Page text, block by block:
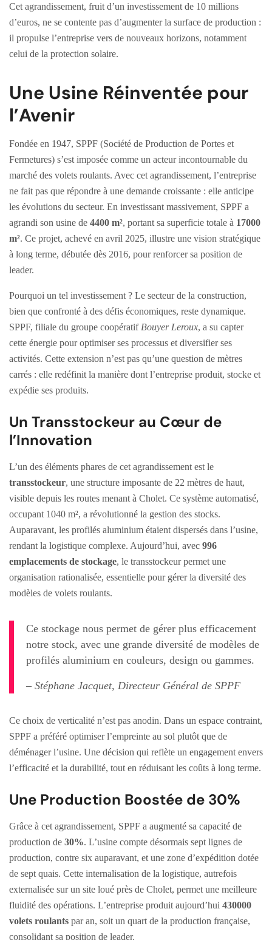
Cet agrandissement, fruit d’un investissement de 10 millions
d’euros, ne se contente pas d’augmenter la surface de production :
il propulse l’entreprise vers de nouveaux horizons, notamment
celui de la protection solaire.
Une Usine Réinventée pour
l’Avenir
Fondée en 1947, SPPF (Société de Production de Portes et
Fermetures) s’est imposée comme un acteur incontournable du
marché des volets roulants. Avec cet agrandissement, l’entreprise
ne fait pas que répondre à une demande croissante : elle anticipe
les évolutions du secteur. En investissant massivement, SPPF a
agrandi son usine de 4400 m², portant sa superficie totale à 17000
m². Ce projet, achevé en avril 2025, illustre une vision stratégique
à long terme, débutée dès 2016, pour renforcer sa position de
leader.
Pourquoi un tel investissement ? Le secteur de la construction,
bien que confronté à des défis économiques, reste dynamique.
SPPF, filiale du groupe coopératif Bouyer Leroux, a su capter
cette énergie pour optimiser ses processus et diversifier ses
activités. Cette extension n’est pas qu’une question de mètres
carrés : elle redéfinit la manière dont l’entreprise produit, stocke et
expédie ses produits.
Un Transstockeur au Cœur de
l’Innovation
L’un des éléments phares de cet agrandissement est le
transstockeur, une structure imposante de 22 mètres de haut,
visible depuis les routes menant à Cholet. Ce système automatisé,
occupant 1040 m², a révolutionné la gestion des stocks.
Auparavant, les profilés aluminium étaient dispersés dans l’usine,
rendant la logistique complexe. Aujourd’hui, avec 996
emplacements de stockage, le transstockeur permet une
organisation rationalisée, essentielle pour gérer la diversité des
modèles de volets roulants.
Ce stockage nous permet de gérer plus efficacement
notre stock, avec une grande diversité de modèles de
profilés aluminium en couleurs, design ou gammes.
– Stéphane Jacquet, Directeur Général de SPPF
Ce choix de verticalité n’est pas anodin. Dans un espace contraint,
SPPF a préféré optimiser l’empreinte au sol plutôt que de
déménager l’usine. Une décision qui reflète un engagement envers
l’efficacité et la durabilité, tout en réduisant les coûts à long terme.
Une Production Boostée de 30%
Grâce à cet agrandissement, SPPF a augmenté sa capacité de
production de 30%. L’usine compte désormais sept lignes de
production, contre six auparavant, et une zone d’expédition dotée
de sept quais. Cette internalisation de la logistique, autrefois
externalisée sur un site loué près de Cholet, permet une meilleure
fluidité des opérations. L’entreprise produit aujourd’hui 430000
volets roulants par an, soit un quart de la production française,
consolidant sa position de leader.